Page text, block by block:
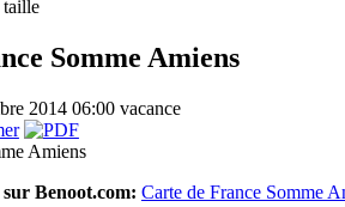
Somme Amiens
2014 06:00 vacance
Amiens
Benoot.com: Carte de France Somme